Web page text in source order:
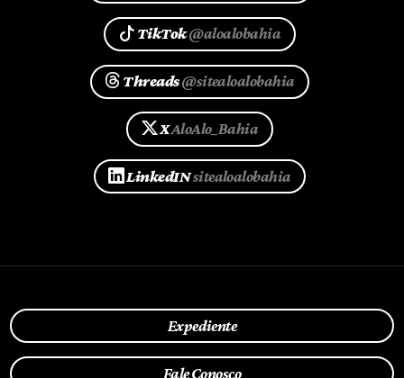
TikTok@aloalobahia
Threads@sitealoalobahia
XAloAlo_Bahia
LinkedINsitealoalobahia
Expediente
Fale Conosco